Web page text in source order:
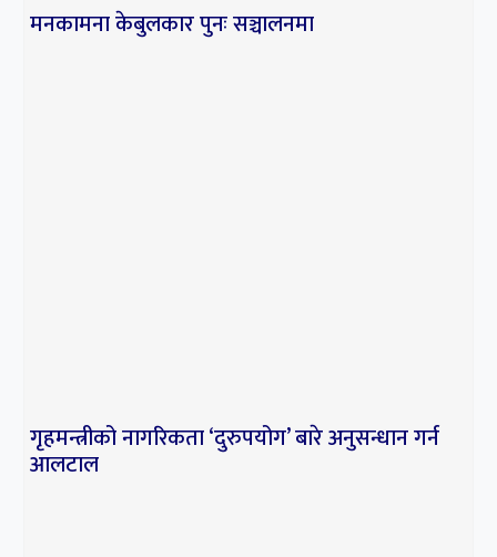
मनकामना केबुलकार पुनः सञ्चालनमा
गृहमन्त्रीको नागरिकता ‘दुरुपयोग’ बारे अनुसन्धान गर्न
आलटाल